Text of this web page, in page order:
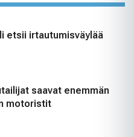
etsii irtautumisväylää
saavat enemmän
motoristit